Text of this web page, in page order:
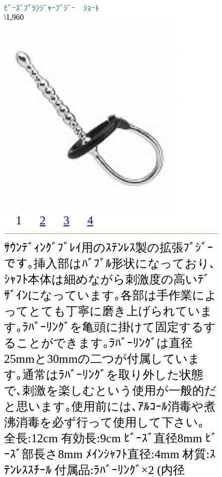
ﾋﾞｰｽﾞﾌﾟﾗﾝｼﾞｬｰﾌﾞｼﾞｰ ｼｮｰﾄ
\1,960
1 2 3 4
ｻｳﾝﾃﾞｨﾝｸﾞﾌﾟﾚｲ用のｽﾃﾝﾚｽ製の拡張ﾌﾞｼﾞｰ
です｡挿入部はﾊﾞﾌﾞﾙ形状になっており､
ｼｬﾌﾄ本体は細めながら刺激度の高いﾃﾞ
ｻﾞｲﾝになっています｡各部は手作業によ
ってとても丁寧に磨き上げられていま
す｡ﾗﾊﾞｰﾘﾝｸﾞを亀頭に掛けて固定するす
ることができます｡ﾗﾊﾞｰﾘﾝｸﾞは直径
25mmと30mmの二つが付属していま
す｡通常はﾗﾊﾞｰﾘﾝｸﾞを取り外した状態
で､刺激を楽しむという使用が一般的だ
と思います｡使用前には､ｱﾙｺｰﾙ消毒や煮
沸消毒を必ず行って使用して下さい｡
全長:12cm 有効長:9cm ﾋﾞｰｽﾞ直径8mm ﾋﾞ
ｰｽﾞ部長さ8mm ﾒｲﾝｼｬﾌﾄ直径:4mm 材質:ｽ
ﾃﾝﾚｽｽﾁｰﾙ 付属品:ﾗﾊﾞｰﾘﾝｸﾞ×2 (内径